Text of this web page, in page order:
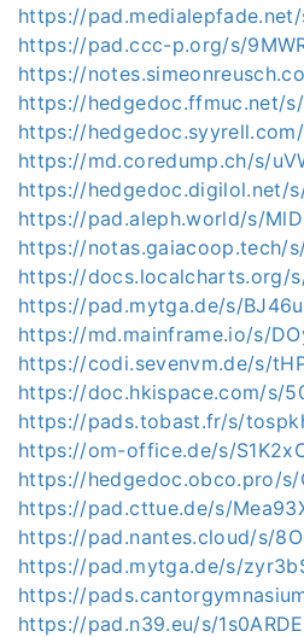
https://pad.medialepfade.net/
https://pad.ccc-p.org/s/
https://
https://hedgedoc.ffmuc.net/
https://
https://md.coredump.ch/s/
https://hedgedoc.digilol.net/
https://pad.aleph.world/s/
https://notas.gaiacoop.tech/
https://docs.localcharts.org/
https://pad.mytga.de/s/
https://md.mainframe.io/s/
https://codi.sevenvm.de/s/
https://doc.hkispace.com/s/
https://pads.tobast.fr/s/
https://om-office.de/s/
https://hedgedoc.obco.pro/s/
https://pad.cttue.de/s/
https://pad.nantes.cloud/s/
https://pad.mytga.de/s/
https://
https://pad.n39.eu/s/